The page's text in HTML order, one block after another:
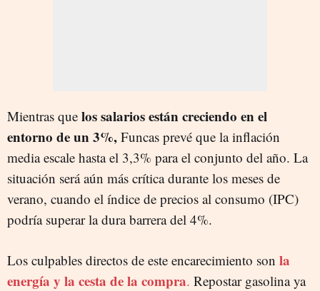
Mientras que los salarios están creciendo en el
entorno de un 3%, Funcas prevé que la inflación
media escale hasta el 3,3% para el conjunto del año. La
situación será aún más crítica durante los meses de
verano, cuando el índice de precios al consumo (IPC)
podría superar la dura barrera del 4%.
Los culpables directos de este encarecimiento son la
energía y la cesta de la compra. Repostar gasolina ya